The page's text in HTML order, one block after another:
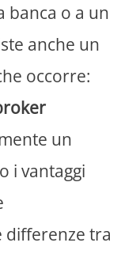
banca o a un
anche un
occorre:
un
i vantaggi
differenze tra